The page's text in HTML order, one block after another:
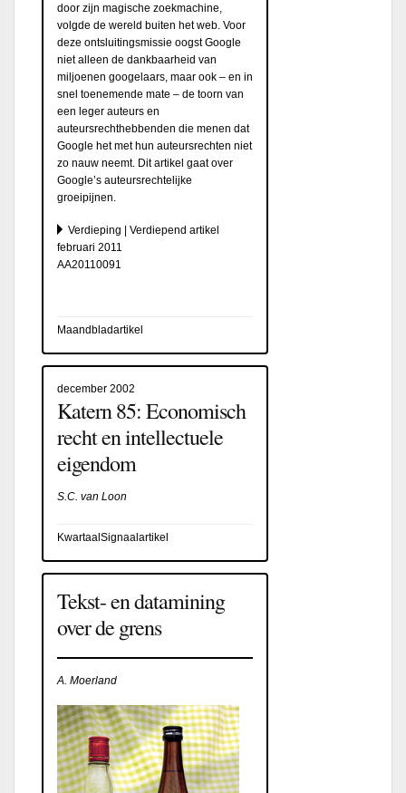
door zijn magische zoekmachine,
volgde de wereld buiten het web. Voor
deze ontsluitingsmissie oogst Google
niet alleen de dankbaarheid van
miljoenen googelaars, maar ook – en in
snel toenemende mate – de toorn van
een leger auteurs en
auteursrechthebbenden die menen dat
Google het met hun auteursrechten niet
zo nauw neemt. Dit artikel gaat over
Google’s auteursrechtelijke
groeipijnen.
Verdieping | Verdiepend artikel
februari 2011
AA20110091
Maandbladartikel
december 2002
Katern 85: Economisch
recht en intellectuele
eigendom
S.C. van Loon
KwartaalSignaalartikel
Tekst- en datamining
over de grens
A. Moerland